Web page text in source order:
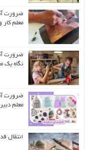
ضرورت
معلم کار
ضرورت
نگاه یک
ضرورت
معلم
انتقال